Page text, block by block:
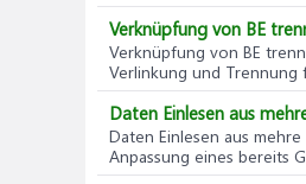
Verknüpfung von BE
Verknüpfung von BE
Verlinkung und Trennung
Daten Einlesen aus
Daten Einlesen aus
Anpassung eines bereits